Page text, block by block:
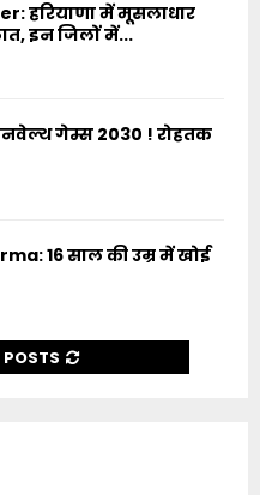
हरियाणा में मूसलाधार
इन जिलों में...
गेम्स 2030 ! रोहतक
16 साल की उम्र में खोई
POSTS